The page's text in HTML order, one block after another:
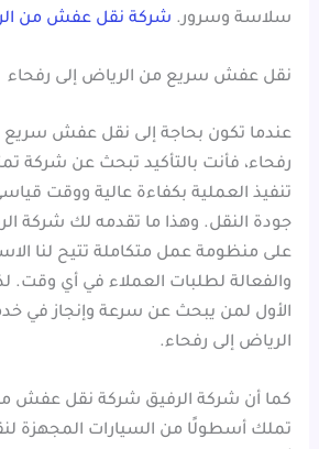
سلاسة وسرور. شركة نقل عفش من
نقل عفش سريع من الرياض إلى رفحاء
عندما تكون بحاجة إلى نقل عفش سريع
رفحاء، فأنت بالتأكيد تبحث عن شركة
تنفيذ العملية بكفاءة عالية ووقت
جودة النقل. وهذا ما تقدمه لك شركة
على منظومة عمل متكاملة تتيح لنا
والفعالة لطلبات العملاء في أي وقت.
الأول لمن يبحث عن سرعة وإنجاز في
الرياض إلى رفحاء.
كما أن شركة الرفيق شركة نقل عفش
تملك أسطولًا من السيارات المجهزة